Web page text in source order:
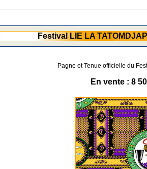
Festival LIE LA
Pagne et Tenue officielle du
En vente : 8